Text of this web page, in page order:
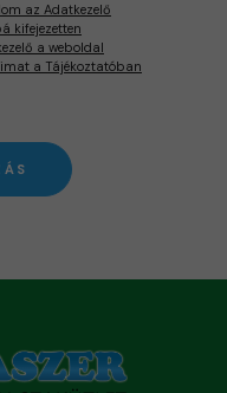
az Adatkezelő
kifejezetten
a weboldal
a Tájékoztatóban